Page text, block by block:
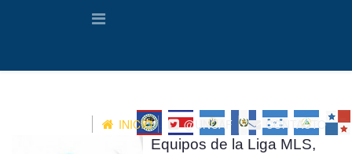
INICIO @UNCAF CONTACTO
Equipos de la Liga MLS,